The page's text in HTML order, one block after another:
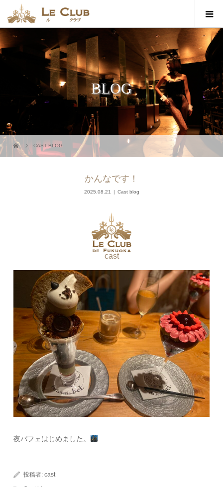
BLOG
CAST BLOG
かんなです！
2025.08.21 Cast blog
cast
夜パフェはじめました。
投稿者:cast